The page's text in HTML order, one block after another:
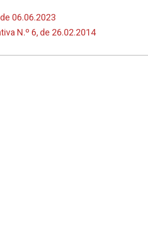
06.06.2023
N.º 6, de 26.02.2014
A importância da formação